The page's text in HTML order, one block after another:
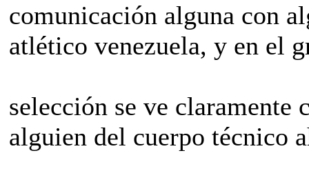
comunicación alguna con
atlético venezuela, y en el
selección se ve claramente
alguien del cuerpo técnico